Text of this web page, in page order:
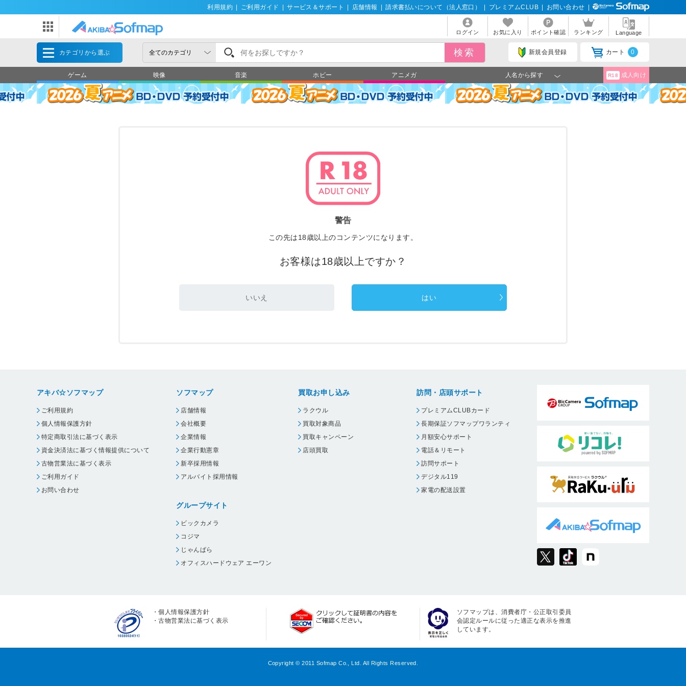
利用規約 ご利用ガイド サービス＆サポート 店舗情報 請求書払いについて（法人窓口） プレミアムCLUB お問い合わせ
ログイン お気に入り ポイント確認 ランキング Language
カテゴリから選ぶ 新規会員登録 カート 0
ゲーム 映像 音楽 ホビー アニメガ 人名から探す R18 成人向け
警告
この先は18歳以上のコンテンツになります。
お客様は18歳以上ですか？
いいえ はい
アキバ☆ソフマップ
ご利用規約
個人情報保護方針
特定商取引法に基づく表示
資金決済法に基づく情報提供について
古物営業法に基づく表示
ご利用ガイド
お問い合わせ
ソフマップ
店舗情報
会社概要
企業情報
企業行動憲章
新卒採用情報
アルバイト採用情報
グループサイト
ビックカメラ
コジマ
じゃんぱら
オフィスハードウェア エーワン
買取お申し込み
ラクウル
買取対象商品
買取キャンペーン
店頭買取
訪問・店頭サポート
プレミアムCLUBカード
長期保証ソフマップワランティ
月額安心サポート
電話＆リモート
訪問サポート
デジタル119
家電の配送設置
・個人情報保護方針
・古物営業法に基づく表示
ソフマップは、消費者庁・公正取引委員
会認定ルールに従った適正な表示を推進
しています。
Copyright © 2011 Sofmap Co., Ltd. All Rights Reserved.